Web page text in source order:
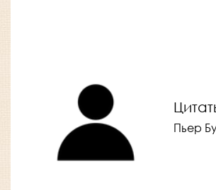
Пьер